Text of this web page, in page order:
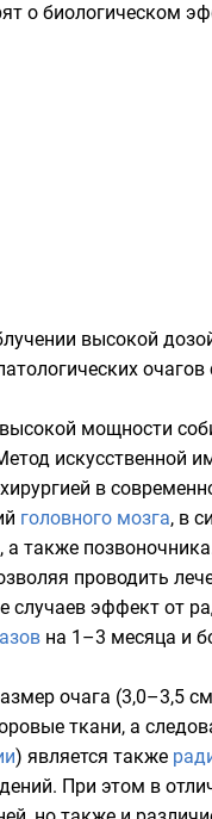
о биологическом
высокой
мощности
искусственной
в
головного мозга, в
а также позвоночника
проводить
эффект от
на 1–3 месяца и
очага (3,0–3,5
ткани, а
) является также
При этом в